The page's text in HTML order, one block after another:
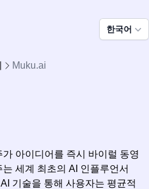
한국어
Muku.ai
아이디어를 즉시 바이럴 동영
세계 최초의 AI 인플루언서
기술을 통해 사용자는 평균적